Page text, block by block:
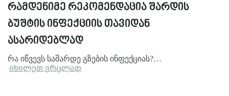
რამდენიმე რეკომენდაცია შარდის
ბუშტის ინფექციის თავიდან
ასარიდებლად
რა იწვევს საშარდე გზების ინფექციას?…
იხილეთ ვრცლად